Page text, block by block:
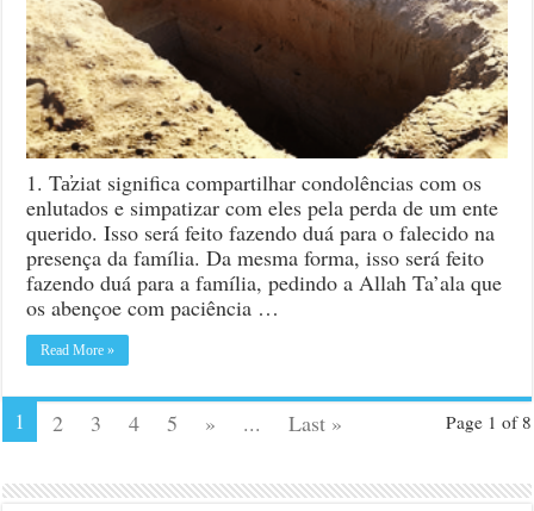
que
Perdeu
um
Ente
Querido
1. Ta̕ziat significa compartilhar condolências com os
enlutados e simpatizar com eles pela perda de um ente
querido. Isso será feito fazendo duá para o falecido na
presença da família. Da mesma forma, isso será feito
fazendo duá para a família, pedindo a Allah Ta’ala que
os abençoe com paciência …
Read More »
Page 1 of 8
1 2 3 4 5 » ... Last »